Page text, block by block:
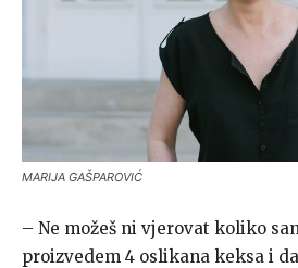
MARIJA GAŠPAROVIĆ
– Ne možeš ni vjerovat koliko
proizvedem 4 oslikana keksa i